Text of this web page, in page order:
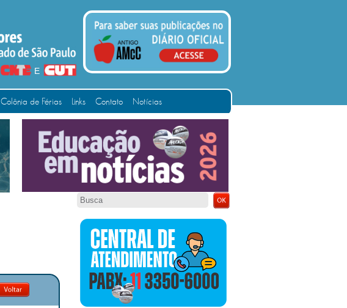
E
Colônia de Férias Links Contato Notícias